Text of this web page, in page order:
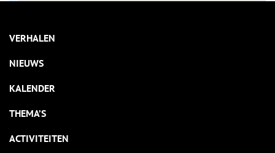
VERHALEN
NIEUWS
KALENDER
THEMA’S
ACTIVITEITEN